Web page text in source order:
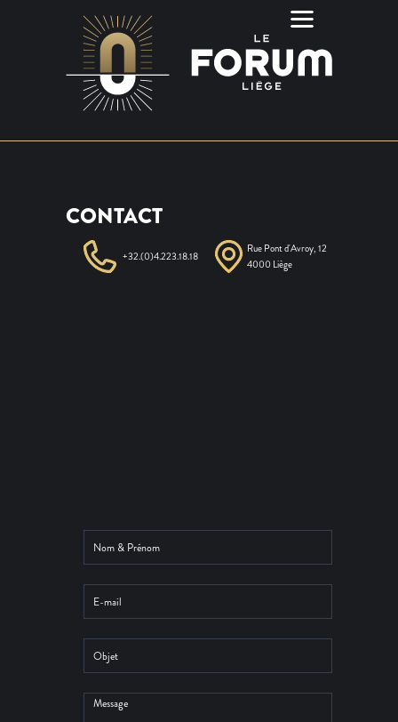
CONTACT
+32.(0)4.223.18.18
Rue Pont d'Avroy, 12
4000 Liège